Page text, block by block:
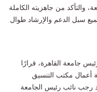
والتأكد من جاهزيته الكاملة
سبل الدعم والإرشاد طوال
جامعة القاهرة، قرارًا
أعمال مكتب التنسيق
رجب نائب رئيس الجامعة